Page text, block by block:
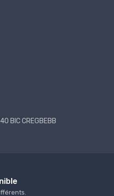
BIC CREGBEBB